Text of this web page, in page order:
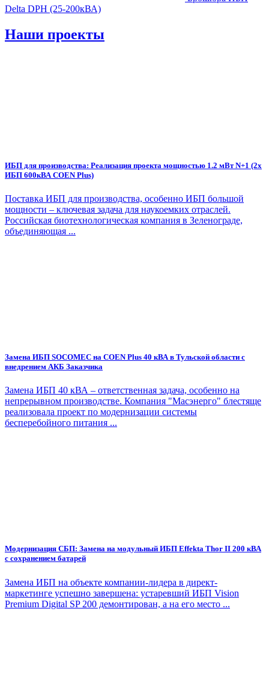
Delta DPH (25-200кВА)
Наши проекты
ИБП для производства: Реализация проекта мощностью 1.2 мВт N+1 (2х
ИБП 600кВА COEN Plus)
Поставка ИБП для производства, особенно ИБП большой
мощности – ключевая задача для наукоемких отраслей.
Российская биотехнологическая компания в Зеленограде,
объединяющая ...
Замена ИБП SOCOMEC на COEN Plus 40 кВА в Тульской области с
внедрением АКБ Заказчика
Замена ИБП 40 кВА – ответственная задача, особенно на
непрерывном производстве. Компания "Масэнерго" блестяще
реализовала проект по модернизации системы
бесперебойного питания ...
Модернизация СБП: Замена на модульный ИБП Effekta Thor II 200 кВА
с сохранением батарей
Замена ИБП на объекте компании-лидера в директ-
маркетинге успешно завершена: устаревший ИБП Vision
Premium Digital SP 200 демонтирован, а на его место ...